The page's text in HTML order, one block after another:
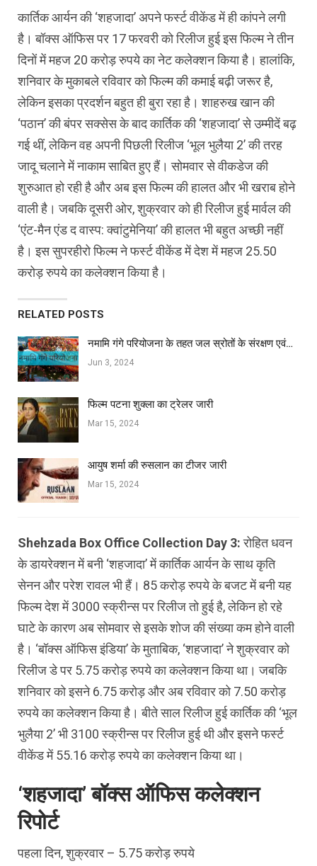
कार्तिक आर्यन की ‘शहजादा’ अपने फर्स्‍ट वीकेंड में ही कांपने लगी
है। बॉक्‍स ऑफिस पर 17 फरवरी को रिलीज हुई इस फिल्‍म ने तीन
दिनों में महज 20 करोड़ रुपये का नेट कलेक्‍शन किया है। हालांकि,
शनिवार के मुकाबले रविवार को फिल्‍म की कमाई बढ़ी जरूर है,
लेकिन इसका प्रदर्शन बहुत ही बुरा रहा है। शाहरुख खान की
‘पठान’ की बंपर सक्‍सेस के बाद कार्तिक की ‘शहजादा’ से उम्‍मीदें बढ़
गई थीं, लेकिन वह अपनी पिछली रिलीज ‘भूल भुलैया 2’ की तरह
जादू चलाने में नाकाम साबित हुए हैं। सोमवार से वीकडेज की
शुरुआत हो रही है और अब इस फिल्‍म की हालत और भी खराब होने
वाली है। जबकि दूसरी ओर, शुक्रवार को ही रिलीज हुई मार्वल की
‘एंट-मैन एंड द वास्‍प: क्‍वांटुमेनिया’ की हालत भी बहुत अच्‍छी नहीं
है। इस सुपरहीरो फिल्‍म ने फर्स्‍ट वीकेंड में देश में महज 25.50
करोड़ रुपये का कलेक्‍शन किया है।
RELATED POSTS
नमामि गंगे परियोजना के तहत जल स्रोतों के संरक्षण एवं…
Jun 3, 2024
फिल्‍म पटना शुक्ला का ट्रेलर जारी
Mar 15, 2024
आयुष शर्मा की रुसलान का टीजर जारी
Mar 15, 2024
Shehzada Box Office Collection Day 3:रोहित धवन
के डायरेक्‍शन में बनी ‘शहजादा’ में कार्तिक आर्यन के साथ कृति
सेनन और परेश रावल भी हैं। 85 करोड़ रुपये के बजट में बनी यह
फिल्‍म देश में 3000 स्‍क्रीन्‍स पर रिलीज तो हुई है, लेकिन हो रहे
घाटे के कारण अब सोमवार से इसके शोज की संख्‍या कम होने वाली
है। ‘बॉक्‍स ऑफिस इंडिया’ के मुताबिक, ‘शहजादा’ ने शुक्रवार को
रिलीज डे पर 5.75 करोड़ रुपये का कलेक्‍शन किया था। जबकि
शनिवार को इसने 6.75 करोड़ और अब रविवार को 7.50 करोड़
रुपये का कलेक्‍शन किया है। बीते साल रिलीज हुई कार्तिक की ‘भूल
भुलैया 2’ भी 3100 स्‍क्रीन्‍स पर रिलीज हुई थी और इसने फर्स्‍ट
वीकेंड में 55.16 करोड़ रुपये का कलेक्‍शन किया था।
‘शहजादा’ बॉक्‍स ऑफिस कलेक्‍शन
रिपोर्ट
पहला दिन, शुक्रवार – 5.75 करोड़ रुपये